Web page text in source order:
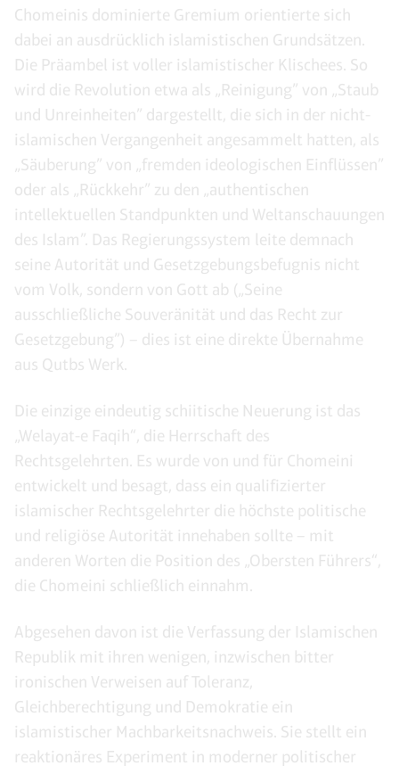
Chomeinis dominierte Gremium orientierte sich
dabei an ausdrücklich islamistischen Grundsätzen.
Die Präambel ist voller islamistischer Klischees. So
wird die Revolution etwa als „Reinigung” von „Staub
und Unreinheiten” dargestellt, die sich in der nicht-
islamischen Vergangenheit angesammelt hatten, als
„Säuberung” von „fremden ideologischen Einflüssen”
oder als „Rückkehr” zu den „authentischen
intellektuellen Standpunkten und Weltanschauungen
des Islam”. Das Regierungssystem leite demnach
seine Autorität und Gesetzgebungsbefugnis nicht
vom Volk, sondern von Gott ab („Seine
ausschließliche Souveränität und das Recht zur
Gesetzgebung”) – dies ist eine direkte Übernahme
aus Qutbs Werk.
Die einzige eindeutig schiitische Neuerung ist das
„Welayat-e Faqih“, die Herrschaft des
Rechtsgelehrten. Es wurde von und für Chomeini
entwickelt und besagt, dass ein qualifizierter
islamischer Rechtsgelehrter die höchste politische
und religiöse Autorität innehaben sollte – mit
anderen Worten die Position des „Obersten Führers“,
die Chomeini schließlich einnahm.
Abgesehen davon ist die Verfassung der Islamischen
Republik mit ihren wenigen, inzwischen bitter
ironischen Verweisen auf Toleranz,
Gleichberechtigung und Demokratie ein
islamistischer Machbarkeitsnachweis. Sie stellt ein
reaktionäres Experiment in moderner politischer